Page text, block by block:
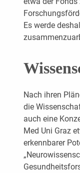
Es werde
Nach ihren
die
auch eine
Med Uni Graz
erkennbarer